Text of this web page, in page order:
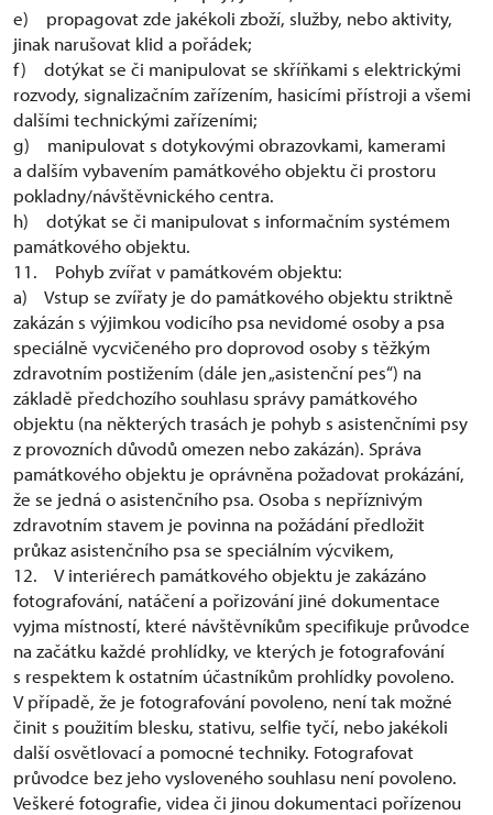
e) propagovat zde jakékoli zboží, služby, nebo aktivity,
jinak narušovat klid a pořádek;
f) dotýkat se či manipulovat se skříňkami s elektrickými
rozvody, signalizačním zařízením, hasicími přístroji a všemi
dalšími technickými zařízeními;
g) manipulovat s dotykovými obrazovkami, kamerami
a dalším vybavením památkového objektu či prostoru
pokladny/návštěvnického centra.
h) dotýkat se či manipulovat s informačním systémem
památkového objektu.
11. Pohyb zvířat v památkovém objektu:
a) Vstup se zvířaty je do památkového objektu striktně
zakázán s výjimkou vodicího psa nevidomé osoby a psa
speciálně vycvičeného pro doprovod osoby s těžkým
zdravotním postižením (dále jen „asistenční pes“) na
základě předchozího souhlasu správy památkového
objektu (na některých trasách je pohyb s asistenčními psy
z provozních důvodů omezen nebo zakázán). Správa
památkového objektu je oprávněna požadovat prokázání,
že se jedná o asistenčního psa. Osoba s nepříznivým
zdravotním stavem je povinna na požádání předložit
průkaz asistenčního psa se speciálním výcvikem,
12. V interiérech památkového objektu je zakázáno
fotografování, natáčení a pořizování jiné dokumentace
vyjma místností, které návštěvníkům specifikuje průvodce
na začátku každé prohlídky, ve kterých je fotografování
s respektem k ostatním účastníkům prohlídky povoleno.
V případě, že je fotografování povoleno, není tak možné
činit s použitím blesku, stativu, selfie tyčí, nebo jakékoli
další osvětlovací a pomocné techniky. Fotografovat
průvodce bez jeho vysloveného souhlasu není povoleno.
Veškeré fotografie, videa či jinou dokumentaci pořízenou